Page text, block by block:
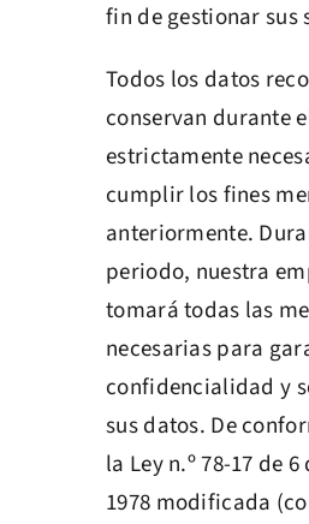
fin de gestionar sus
Todos los datos
conservan durante
estrictamente
cumplir los fines
anteriormente.
periodo, nuestra
tomará todas las
necesarias para
confidencialidad y
sus datos. De
la Ley n.º 78-17 de
1978 modificada